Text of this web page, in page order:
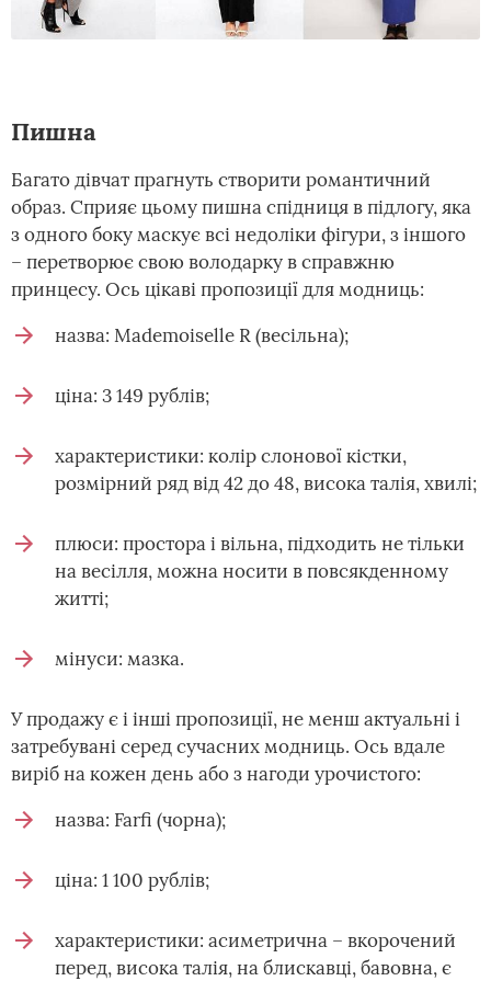
Пишна
Багато дівчат прагнуть створити романтичний
образ. Сприяє цьому пишна спідниця в підлогу, яка
з одного боку маскує всі недоліки фігури, з іншого
– перетворює свою володарку в справжню
принцесу. Ось цікаві пропозиції для модниць:
назва: Mademoiselle R (весільна);
ціна: 3 149 рублів;
характеристики: колір слонової кістки,
розмірний ряд від 42 до 48, висока талія, хвилі;
плюси: простора і вільна, підходить не тільки
на весілля, можна носити в повсякденному
житті;
мінуси: мазка.
У продажу є і інші пропозиції, не менш актуальні і
затребувані серед сучасних модниць. Ось вдале
виріб на кожен день або з нагоди урочистого:
назва: Farfi (чорна);
ціна: 1 100 рублів;
характеристики: асиметрична – вкорочений
перед, висока талія, на блискавці, бавовна, є